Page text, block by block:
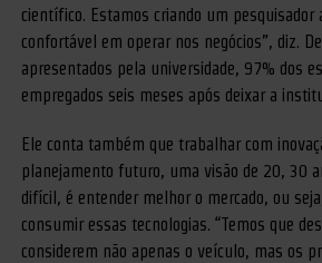
científico. Estamos criando um pesquisador
confortável em operar nos negócios”, diz.
apresentados pela universidade, 97% dos
empregados seis meses após deixar a
Ele conta também que trabalhar com
planejamento futuro, uma visão de 20, 30
difícil, é entender melhor o mercado, ou
consumir essas tecnologias. “Temos que
considerem não apenas o veículo, mas os